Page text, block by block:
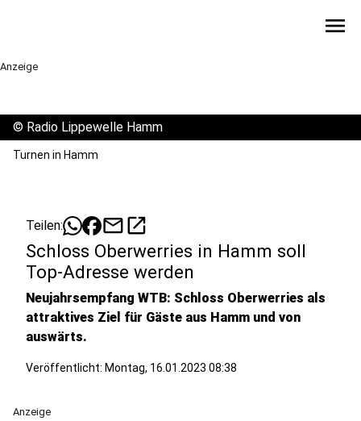
menu
Anzeige
© Radio Lippewelle Hamm
Turnen in Hamm
Teilen: mailopen_in_new
Schloss Oberwerries in Hamm soll
Top-Adresse werden
Neujahrsempfang WTB: Schloss Oberwerries als
attraktives Ziel für Gäste aus Hamm und von
auswärts.
Veröffentlicht: Montag, 16.01.2023 08:38
Anzeige